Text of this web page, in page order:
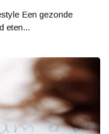
Een gezonde
eten...